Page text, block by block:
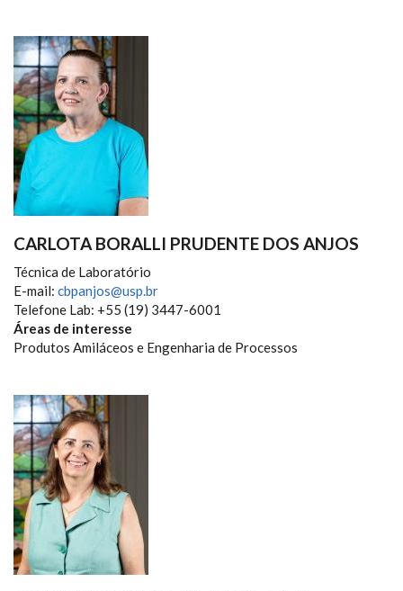
CARLOTA BORALLI PRUDENTE DOS ANJOS
Técnica de Laboratório
E-mail: cbpanjos@usp.br
Telefone Lab: +55 (19) 3447-6001
Áreas de interesse
Produtos Amiláceos e Engenharia de Processos